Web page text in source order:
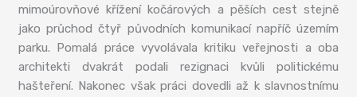
mimoúrovňové křížení kočárových a pěších cest stejně
jako průchod čtyř původních komunikací napříč územím
parku. Pomalá práce vyvolávala kritiku veřejnosti a oba
architekti dvakrát podali rezignaci kvůli politickému
hašteření. Nakonec však práci dovedli až k slavnostnímu